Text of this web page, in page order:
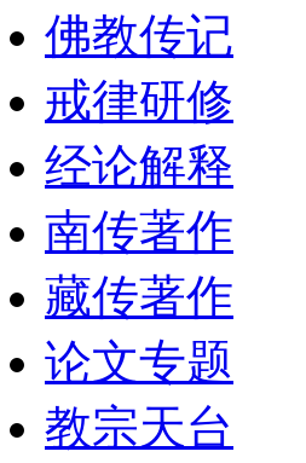
佛教传记
戒律研修
经论解释
南传著作
藏传著作
论文专题
教宗天台